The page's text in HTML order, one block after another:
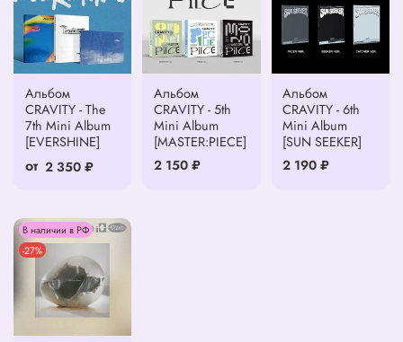
Альбом
CRAVITY - The
7th Mini Album
[EVERSHINE]
от 2 350 ₽
Альбом
CRAVITY - 5th
Mini Album
[MASTER:PIECE]
2 150 ₽
Альбом
CRAVITY - 6th
Mini Album
[SUN SEEKER]
2 190 ₽
В наличии в РФ
-27%